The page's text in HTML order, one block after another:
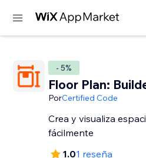
- 5%
Floor Plan:
PorCertified Code
Crea y visualiza
fácilmente
1.01 reseña